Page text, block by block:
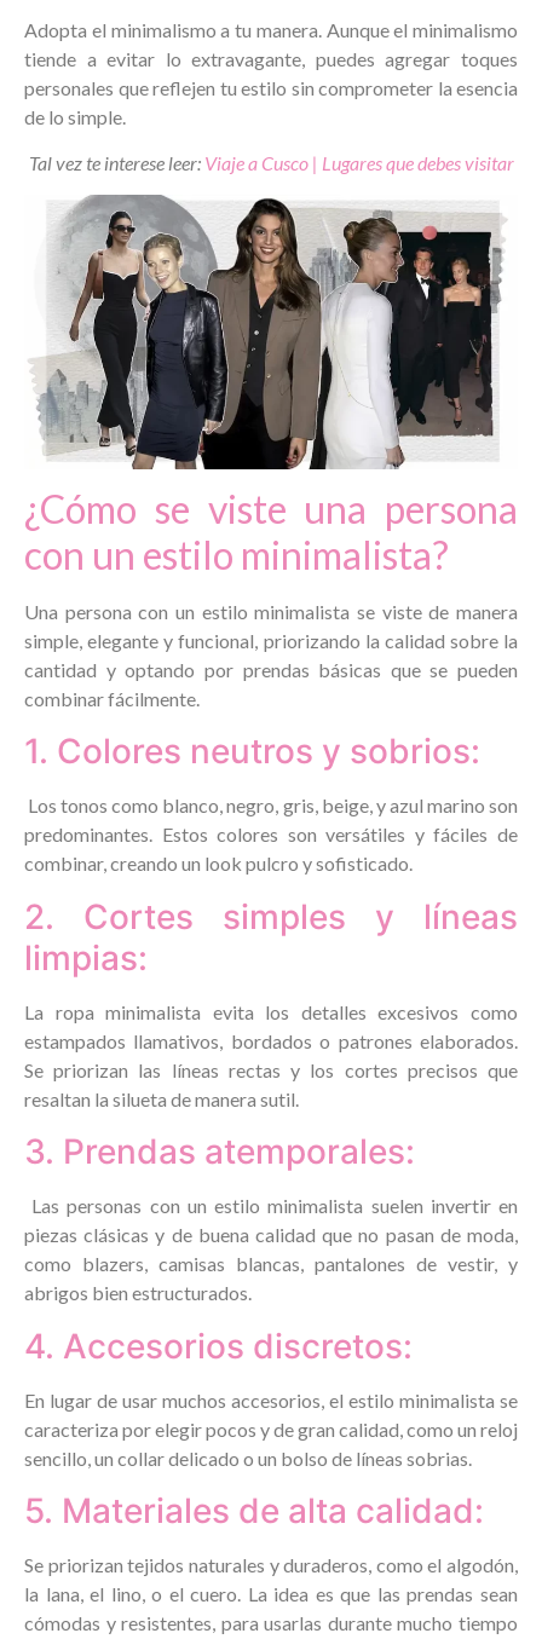
Adopta el minimalismo a tu manera. Aunque el minimalismo
tiende a evitar lo extravagante, puedes agregar toques
personales que reflejen tu estilo sin comprometer la esencia
de lo simple.
Tal vez te interese leer: Viaje a Cusco | Lugares que debes visitar
¿Cómo se viste una persona
con un estilo minimalista?
Una persona con un estilo minimalista se viste de manera
simple, elegante y funcional, priorizando la calidad sobre la
cantidad y optando por prendas básicas que se pueden
combinar fácilmente.
1. Colores neutros y sobrios:
Los tonos como blanco, negro, gris, beige, y azul marino son
predominantes. Estos colores son versátiles y fáciles de
combinar, creando un look pulcro y sofisticado.
2. Cortes simples y líneas
limpias:
La ropa minimalista evita los detalles excesivos como
estampados llamativos, bordados o patrones elaborados.
Se priorizan las líneas rectas y los cortes precisos que
resaltan la silueta de manera sutil.
3. Prendas atemporales:
Las personas con un estilo minimalista suelen invertir en
piezas clásicas y de buena calidad que no pasan de moda,
como blazers, camisas blancas, pantalones de vestir, y
abrigos bien estructurados.
4. Accesorios discretos:
En lugar de usar muchos accesorios, el estilo minimalista se
caracteriza por elegir pocos y de gran calidad, como un reloj
sencillo, un collar delicado o un bolso de líneas sobrias.
5. Materiales de alta calidad:
Se priorizan tejidos naturales y duraderos, como el algodón,
la lana, el lino, o el cuero. La idea es que las prendas sean
cómodas y resistentes, para usarlas durante mucho tiempo